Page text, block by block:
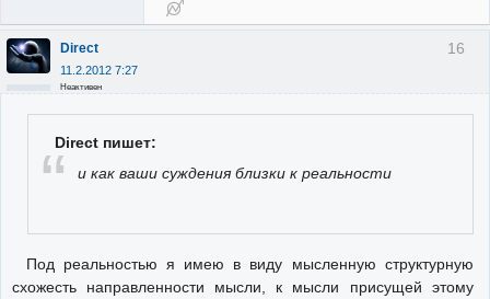
16
Direct
11.2.2012 7:27
Неактивен
Direct пишет:
и как ваши суждения близки к реальности
Под реальностью я имею в виду мысленную структурную
схожесть направленности мысли, к мысли присущей этому